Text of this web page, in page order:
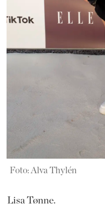
Foto: Alva Thylén
Lisa Tønne.